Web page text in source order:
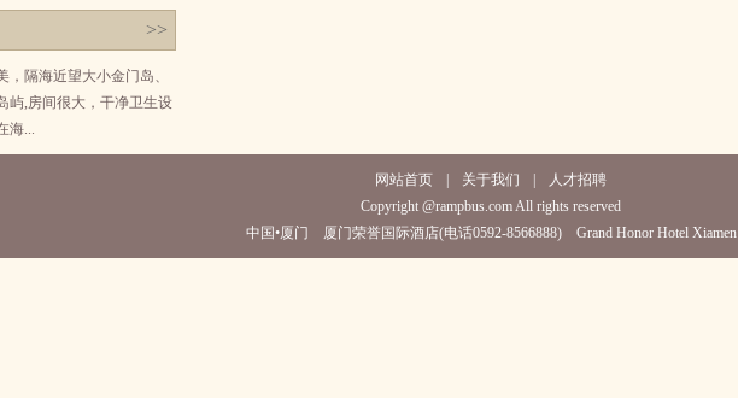
>>
，隔海近望大小金门岛、
屿,房间很大，干净卫生设
海...
网站首页 关于我们
人才招聘
Copyright @rampbus.com All rights reserved
中国•厦门 厦门荣誉国际酒店(电话0592-8566888) Grand Honor Hotel Xiamen